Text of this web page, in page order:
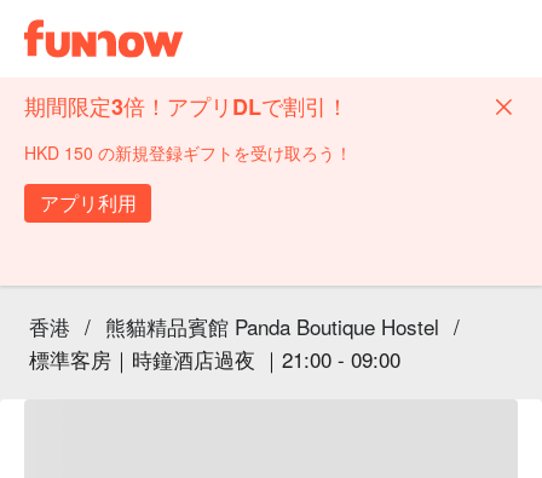
期間限定3倍！アプリDLで割引！
HKD 150 の新規登録ギフトを受け取ろう！
アプリ利用
香港 / 熊貓精品賓館 Panda Boutique Hostel /
標準客房｜時鐘酒店過夜 ｜21:00 - 09:00